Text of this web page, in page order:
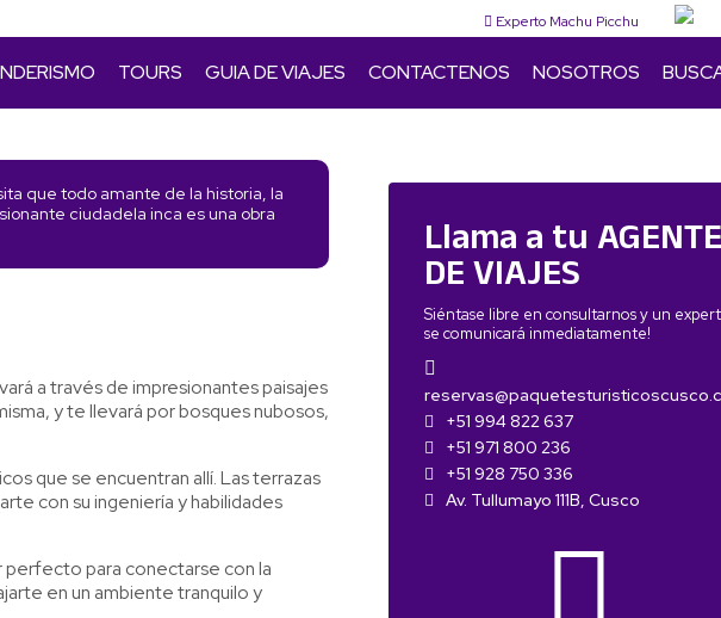
Experto Machu Picchu
TOURS GUIA DE VIAJES CONTACTENOS NOSOTROS
que todo amante de la historia, la
ciudadela inca es una obra
a través de impresionantes paisajes
y te llevará por bosques nubosos,
que se encuentran allí. Las terrazas
con su ingeniería y habilidades
perfecto para conectarse con la
en un ambiente tranquilo y
Llama a tu AGENTE
DE VIAJES
Siéntase libre en consultarnos y un
se comunicará inmediatamente!
+51 994 822 637
+51 971 800 236
+51 928 750 336
Av. Tullumayo 111B, Cusco